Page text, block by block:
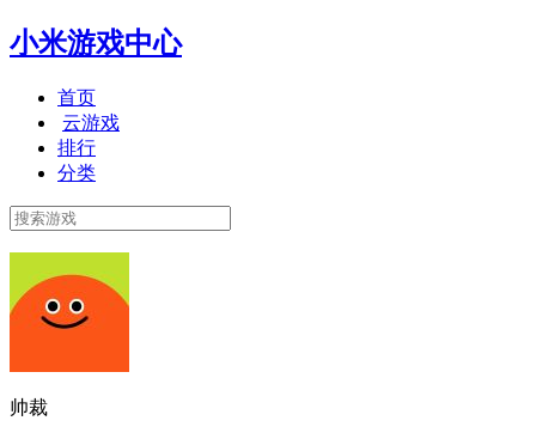
小米游戏中心
首页
云游戏
排行
分类
帅裁